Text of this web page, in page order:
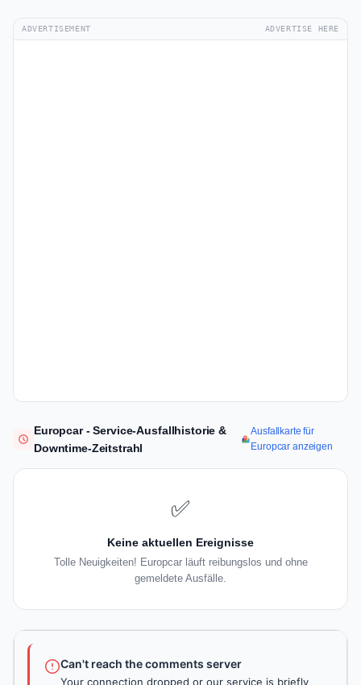
ADVERTISEMENT ADVERTISE HERE
Europcar - Service-Ausfallhistorie &
Downtime-Zeitstrahl
Ausfallkarte für
Europcar anzeigen
✅
Keine aktuellen Ereignisse
Tolle Neuigkeiten! Europcar läuft reibungslos und ohne
gemeldete Ausfälle.
Can't reach the comments server
Your connection dropped or our service is briefly